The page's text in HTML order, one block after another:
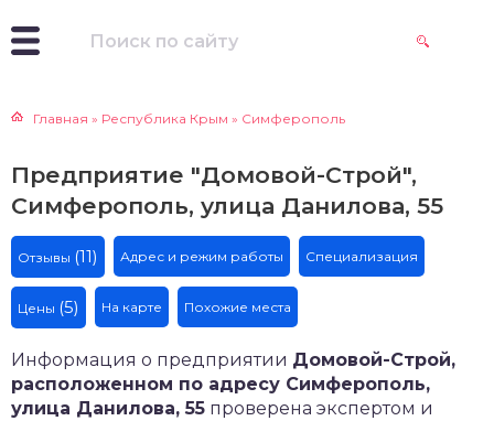
Главная » Республика Крым » Симферополь
Предприятие "Домовой-Строй",
Симферополь, улица Данилова, 55
Отзывы (11) Адрес и режим работы Специализация
Цены (5) На карте Похожие места
Информация о предприятии Домовой-Строй,
расположенном по адресу Симферополь,
улица Данилова, 55 проверена экспертом и